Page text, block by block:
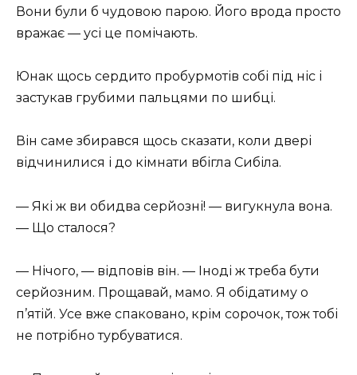
Вони були б чудовою парою. Його врода просто
вражає — усі це помічають.
Юнак щось сердито пробурмотів собі під ніс і
застукав грубими пальцями по шибці.
Він саме збирався щось сказати, коли двері
відчинилися і до кімнати вбігла Сибіла.
— Які ж ви обидва серйозні! — вигукнула вона.
— Що сталося?
— Нічого, — відповів він. — Іноді ж треба бути
серйозним. Прощавай, мамо. Я обідатиму о
п’ятій. Усе вже спаковано, крім сорочок, тож тобі
не потрібно турбуватися.